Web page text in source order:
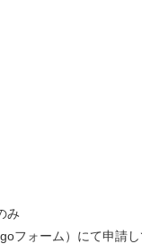
み
ォーム）にて申請し